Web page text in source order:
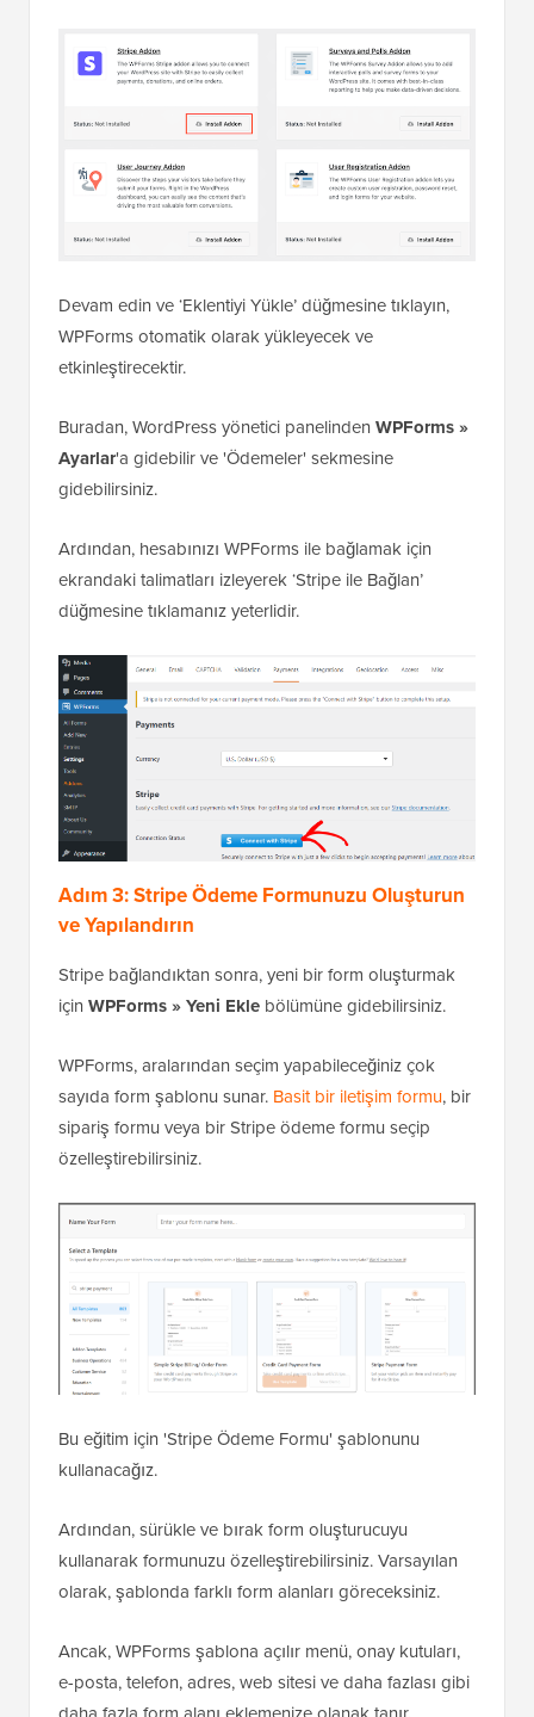
Devam edin ve ‘Eklentiyi Yükle’ düğmesine tıklayın,
WPForms otomatik olarak yükleyecek ve
etkinleştirecektir.
Buradan, WordPress yönetici panelinden WPForms »
Ayarlar'a gidebilir ve 'Ödemeler' sekmesine
gidebilirsiniz.
Ardından, hesabınızı WPForms ile bağlamak için
ekrandaki talimatları izleyerek ‘Stripe ile Bağlan’
düğmesine tıklamanız yeterlidir.
Adım 3: Stripe Ödeme Formunuzu Oluşturun
ve Yapılandırın
Stripe bağlandıktan sonra, yeni bir form oluşturmak
için WPForms » Yeni Ekle bölümüne gidebilirsiniz.
WPForms, aralarından seçim yapabileceğiniz çok
sayıda form şablonu sunar. Basit bir iletişim formu, bir
sipariş formu veya bir Stripe ödeme formu seçip
özelleştirebilirsiniz.
Bu eğitim için 'Stripe Ödeme Formu' şablonunu
kullanacağız.
Ardından, sürükle ve bırak form oluşturucuyu
kullanarak formunuzu özelleştirebilirsiniz. Varsayılan
olarak, şablonda farklı form alanları göreceksiniz.
Ancak, WPForms şablona açılır menü, onay kutuları,
e-posta, telefon, adres, web sitesi ve daha fazlası gibi